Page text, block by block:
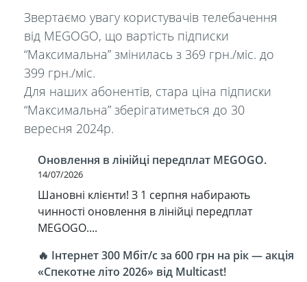
Звертаємо увагу користувачів телебачення
від MEGOGO, що вартість підписки
“Максимальна” змінилась з 369 грн./міс. до
399 грн./міс.
Для наших абонентів, стара ціна підписки
“Максимальна” зберігатиметься до 30
вересня 2024р.
Оновлення в лінійці передплат MEGOGO.
14/07/2026
Шановні клієнти! З 1 серпня набирають
чинності оновлення в лінійці передплат
MEGOGO....
🔥 Інтернет 300 Мбіт/с за 600 грн на рік — акція
«Спекотне літо 2026» від Multicast!